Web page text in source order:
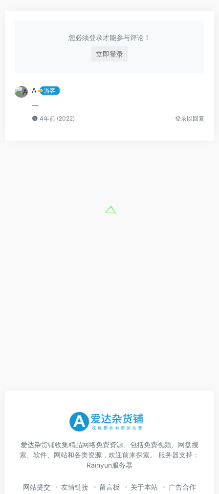
您必须登录才能参与评论！
立即登录
A 游客
一
4年前 (2022) 登录以回复
爱达杂货铺收集精品网络免费资源、包括免费视频、网盘搜
索、软件、网站和各类资源，欢迎前来探索。 服务器支持：
Rainyun服务器
网站提交 友情链接 留言板 关于本站 广告合作